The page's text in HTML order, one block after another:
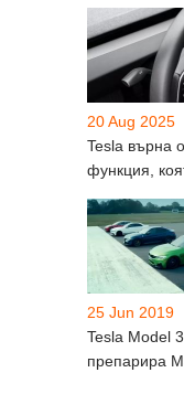
20 Aug 2025
Tesla върна
функция,
25 Jun 2019
Tesla Model 3
препарира